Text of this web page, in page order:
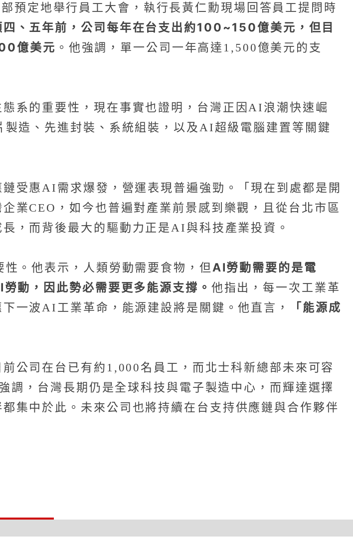
預定地舉行員工大會，執行長黃仁勳現場回答員工提問時
四、五年前，公司每年在台支出約100~150億美元，但目
億美元 。他強調，單一公司一年高達1,500億美元的支
系的重要性，現在事實也證明，台灣正因AI浪潮快速崛
造、先進封裝、系統組裝，以及AI超級電腦建置等關鍵
受惠AI需求爆發，營運表現普遍強勁。「現在到處都是開
業CEO，如今也普遍對產業前景感到樂觀，且從台北市區
，而背後最大的驅動力正是AI與科技產業投資。
。他表示，人類勞動需要食物，但AI勞動需要的是電
動，因此勢必需要更多能源支撐。 他指出，每一次工業革
一波AI工業革命，能源建設將是關鍵。他直言，
「能源成
公司在台已有約1,000名員工，而北士科新總部未來可容
調，台灣長期仍是全球科技與電子製造中心，而輝達選擇
集中於此。未來公司也將持續在台支持供應鏈與合作夥伴